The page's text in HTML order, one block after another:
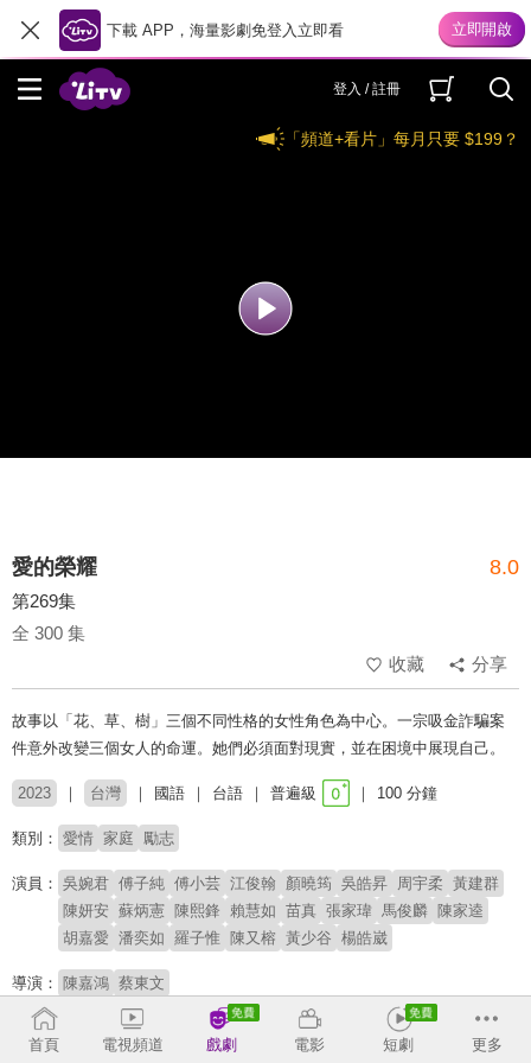
下載 APP，海量影劇免登入立即看
登入 / 註冊
「頻道+看片」每月只要 $199？
愛的榮耀 8.0
第269集
全 300 集
收藏
分享
故事以「花、草、樹」三個不同性格的女性角色為中心。一宗吸金詐騙案
件意外改變三個女人的命運。她們必須面對現實，並在困境中展現自己。
2023 台灣 國語 台語 普遍級 100 分鐘
類別： 愛情 家庭 勵志
演員： 吳婉君 傅子純 傅小芸 江俊翰 顏曉筠 吳皓昇 周宇柔 黃建群
陳妍安 蘇炳憲 陳熙鋒 賴慧如 苗真 張家瑋 馬俊麟 陳家逵
胡嘉愛 潘奕如 羅子惟 陳又榕 黃少谷 楊皓崴
導演： 陳嘉鴻 蔡東文
# 狗血
首頁
電視頻道 戲劇 電影 短劇 更多